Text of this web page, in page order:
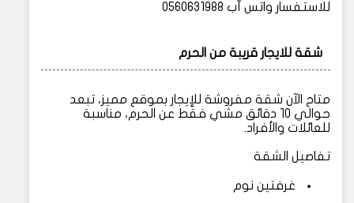
للاستفسار واتس آب 0560631988
شقة للايجار قريبة من الحرم
متاح الآن شقة مفروشة للإيجار بموقع مميز، تبعد
حوالي 10 دقائق مشي فقط عن الحرم، مناسبة
للعائلات والأفراد.
تفاصيل الشقة
غرفتين نوم